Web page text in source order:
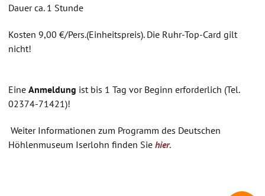
Dauer ca. 1 Stunde
Kosten 9,00 €/Pers.(Einheitspreis). Die Ruhr-Top-Card gilt
nicht!
Eine Anmeldung ist bis 1 Tag vor Beginn erforderlich (Tel.
02374-71421)!
Weiter Informationen zum Programm des Deutschen
Höhlenmuseum Iserlohn finden Sie hier.